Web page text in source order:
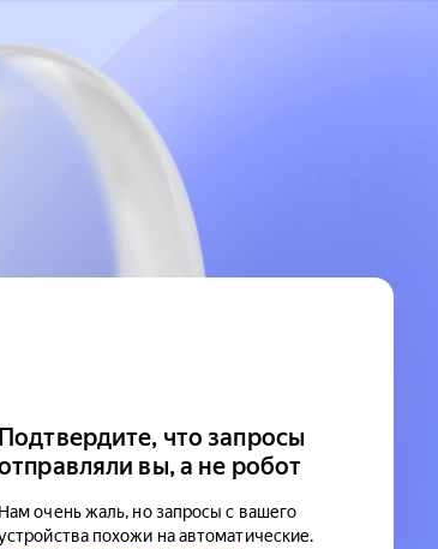
Подтвердите, что запросы
вы, а не робот
Нам очень жаль, но запросы с вашего
похожи на автоматические.